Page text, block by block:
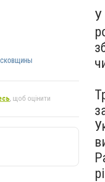
, щоб оцінити